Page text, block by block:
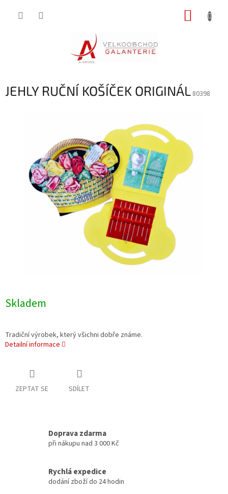
JEHLY RUČNÍ KOŠÍČEK ORIGINÁL 80398
Skladem
Tradiční výrobek, který všichni dobře známe.
Detailní informace
ZEPTAT SE SDÍLET
Doprava zdarma
při nákupu nad 3 000 Kč
Rychlá expedice
dodání zboží do 24 hodin